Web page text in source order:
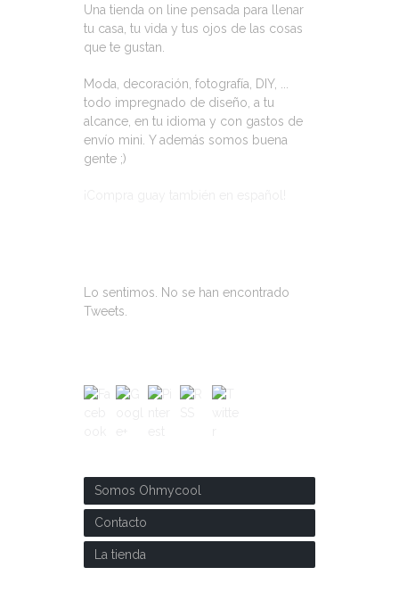
Una tienda on line pensada para llenar
tu casa, tu vida y tus ojos de las cosas
que te gustan.
Moda, decoración, fotografía, DIY, ...
todo impregnado de diseño, a tu
alcance, en tu idioma y con gastos de
envío mini. Y además somos buena
gente ;)
Lo sentimos. No se han encontrado
Tweets.
Somos Ohmycool
Contacto
La tienda